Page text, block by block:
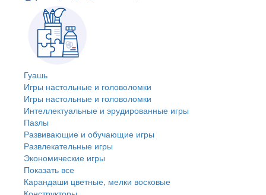
Гуашь
Игры настольные и головоломки
Игры настольные и головоломки
Интеллектуальные и эрудированные игры
Пазлы
Развивающие и обучающие игры
Развлекательные игры
Экономические игры
Показать все
Карандаши цветные, мелки восковые